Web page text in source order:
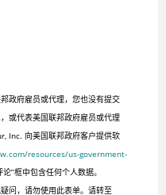
政府雇员或代理，您也没有提交
或代表美国联邦政府雇员或代理
Inc. 向美国联邦政府客户提供软
resources/us-government-
”框中包含任何个人数据。
问，请勿使用此表单。请转至